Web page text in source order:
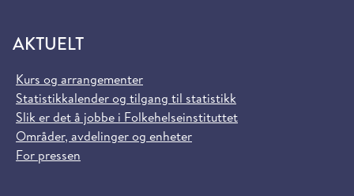
AKTUELT
Kurs og arrangementer
Statistikkalender og tilgang til statistikk
Slik er det å jobbe i Folkehelseinstituttet
Områder, avdelinger og enheter
For pressen